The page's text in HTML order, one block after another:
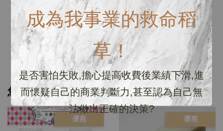
成為我事業的救命稻
草！
是否害怕失敗,擔心提高收費後業績下滑,進
而懷疑自己的商業判斷力,甚至認為自己無
法做出正確的決策?
個評價
您可能也喜歡
優惠 優惠